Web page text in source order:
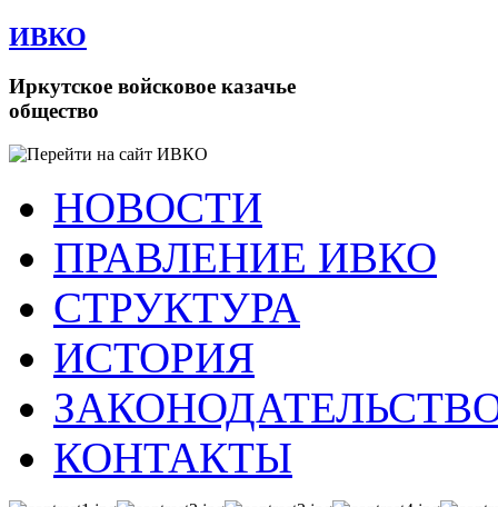
ИВКО
Иркутское войсковое казачье
общество
НОВОСТИ
ПРАВЛЕНИЕ ИВКО
СТРУКТУРА
ИСТОРИЯ
КОНТАКТЫ